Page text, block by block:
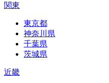
関東
東京都
神奈川県
千葉県
茨城県
近畿